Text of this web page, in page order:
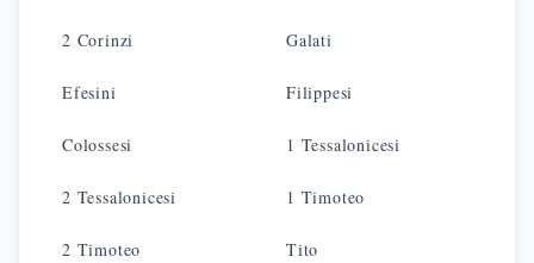
2 Corinzi Galati
Efesini Filippesi
Colossesi 1 Tessalonicesi
2 Tessalonicesi 1 Timoteo
2 Timoteo Tito